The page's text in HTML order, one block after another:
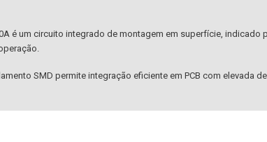
é um circuito integrado de montagem em superfície,
SMD permite integração eficiente em PCB com